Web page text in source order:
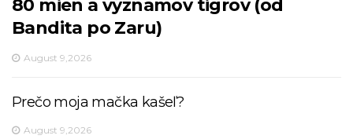
80 mien a významov tigrov (od
Bandita po Zaru)
August 9,2026
Prečo moja mačka kašeľ?
August 9,2026